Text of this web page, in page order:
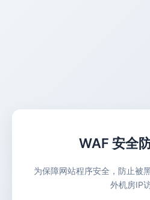
WAF 安全
为保障网站程序安全，防止被
外机房IP